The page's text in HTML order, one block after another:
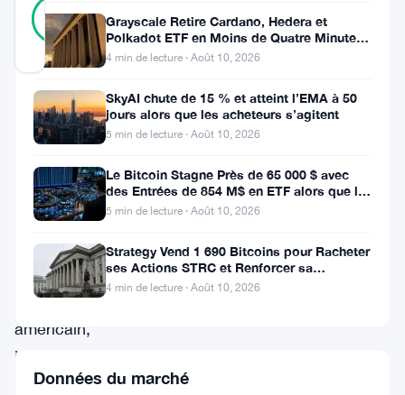
91 %
RÉEL
Mis à jour 12 mois il y a
Une
lettre
Comité
bancaire
Sénat
américain,
initiée
par
Grayscale Retire Cardano, Hedera et
Polkadot ETF en Moins de Quatre Minutes
à la SEC
4 min de lecture · Août 10, 2026
SkyAI chute de 15 % et atteint l’EMA à 50
jours alors que les acheteurs s’agitent
5 min de lecture · Août 10, 2026
Le Bitcoin Stagne Près de 65 000 $ avec
des Entrées de 854 M$ en ETF alors que le
CPI Approche
5 min de lecture · Août 10, 2026
Strategy Vend 1 690 Bitcoins pour Racheter
ses Actions STRC et Renforcer sa
Trésorerie
4 min de lecture · Août 10, 2026
Données du marché